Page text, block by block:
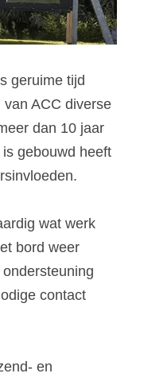
geruime tijd
ACC diverse
dan 10 jaar
gebouwd heeft
wat werk
bord weer
contact
en